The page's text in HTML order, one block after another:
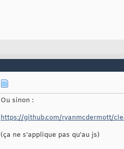
Ou sinon :
https://github.com/ryanmcdermott/
(ça ne s'applique pas qu'au js)